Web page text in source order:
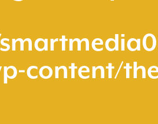
content/